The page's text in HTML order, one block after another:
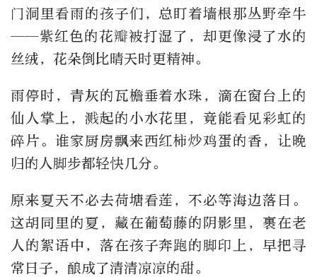
门洞里看雨的孩子们，总盯着墙根那丛野牵牛
——紫红色的花瓣被打湿了，却更像浸了水的
丝绒，花朵倒比晴天时更精神。
雨停时，青灰的瓦檐垂着水珠，滴在窗台上的
仙人掌上，溅起的小水花里，竟能看见彩虹的
碎片。谁家厨房飘来西红柿炒鸡蛋的香，让晚
归的人脚步都轻快几分。
原来夏天不必去荷塘看莲，不必等海边落日。
这胡同里的夏，藏在葡萄藤的阴影里，裹在老
人的絮语中，落在孩子奔跑的脚印上，早把寻
常日子，酿成了清清凉凉的甜。